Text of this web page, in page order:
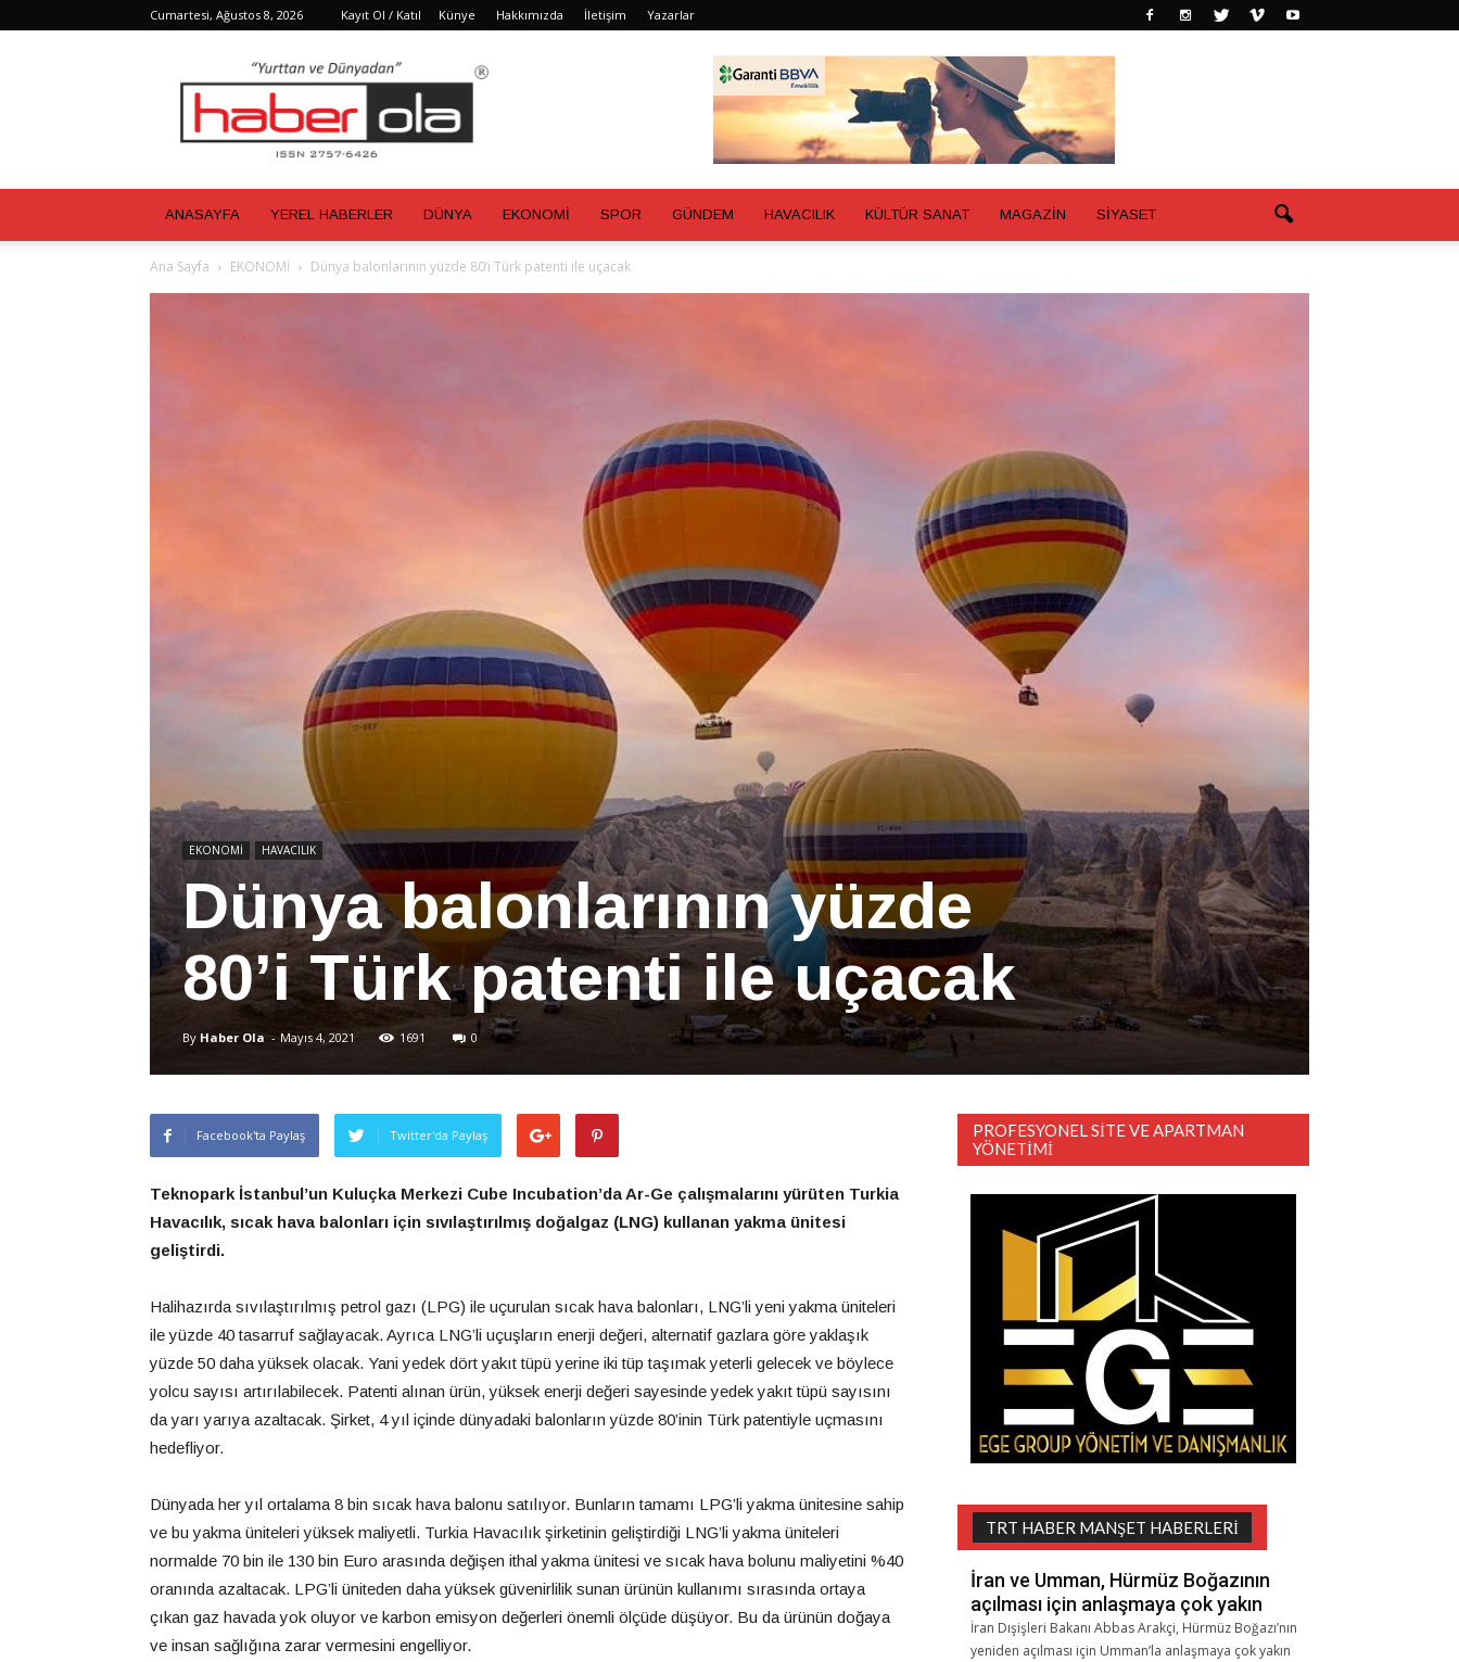
Cumartesi, Ağustos 8, 2026 Kayıt Ol / Katıl Künye Hakkımızda İletişim Yazarlar
ANASAYFA YEREL HABERLER DÜNYA EKONOMİ SPOR GÜNDEM HAVACILIK KÜLTÜR SANAT MAGAZİN SİYASET
Ana Sayfa EKONOMİ Dünya balonlarının yüzde 80’i Türk patenti ile uçacak
EKONOMİ HAVACILIK
Dünya balonlarının yüzde
80’i Türk patenti ile uçacak
By Haber Ola - Mayıs 4, 2021 1691 0
Facebook'ta Paylaş Twitter'da Paylaş
Teknopark İstanbul’un Kuluçka Merkezi Cube Incubation’da Ar-Ge çalışmalarını yürüten Turkia
Havacılık, sıcak hava balonları için sıvılaştırılmış doğalgaz (LNG) kullanan yakma ünitesi
geliştirdi.
Halihazırda sıvılaştırılmış petrol gazı (LPG) ile uçurulan sıcak hava balonları, LNG’li yeni yakma üniteleri
ile yüzde 40 tasarruf sağlayacak. Ayrıca LNG’li uçuşların enerji değeri, alternatif gazlara göre yaklaşık
yüzde 50 daha yüksek olacak. Yani yedek dört yakıt tüpü yerine iki tüp taşımak yeterli gelecek ve böylece
yolcu sayısı artırılabilecek. Patenti alınan ürün, yüksek enerji değeri sayesinde yedek yakıt tüpü sayısını
da yarı yarıya azaltacak. Şirket, 4 yıl içinde dünyadaki balonların yüzde 80’inin Türk patentiyle uçmasını
hedefliyor.
Dünyada her yıl ortalama 8 bin sıcak hava balonu satılıyor. Bunların tamamı LPG’li yakma ünitesine sahip
ve bu yakma üniteleri yüksek maliyetli. Turkia Havacılık şirketinin geliştirdiği LNG’li yakma üniteleri
normalde 70 bin ile 130 bin Euro arasında değişen ithal yakma ünitesi ve sıcak hava bolunu maliyetini %40
oranında azaltacak. LPG’li üniteden daha yüksek güvenirlilik sunan ürünün kullanımı sırasında ortaya
çıkan gaz havada yok oluyor ve karbon emisyon değerleri önemli ölçüde düşüyor. Bu da ürünün doğaya
ve insan sağlığına zarar vermesini engelliyor.
PROFESYONEL SITE VE APARTMAN
YÖNETIMI
TRT HABER MANŞET HABERLERI
İran ve Umman, Hürmüz Boğazının
açılması için anlaşmaya çok yakın
İran Dışişleri Bakanı Abbas Arakçi, Hürmüz Boğazı’nın
yeniden açılması için Umman’la anlaşmaya çok yakın